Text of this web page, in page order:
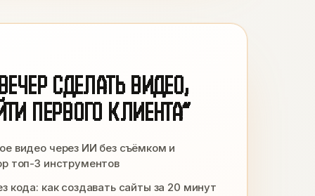
СДЕЛАТЬ ВИДЕО,
ПЕРВОГО КЛИЕНТА”
видео через ИИ без съёмком и
топ-3 инструментов
кода: как создавать сайты за 20 минут